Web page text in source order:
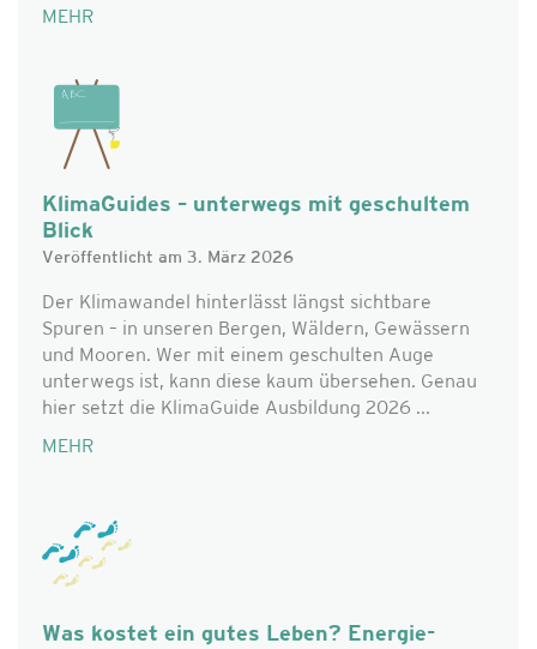
MEHR
KlimaGuides – unterwegs mit geschultem
Blick
Veröffentlicht am 3. März 2026
Der Klimawandel hinterlässt längst sichtbare
Spuren – in unseren Bergen, Wäldern, Gewässern
und Mooren. Wer mit einem geschulten Auge
unterwegs ist, kann diese kaum übersehen. Genau
hier setzt die KlimaGuide Ausbildung 2026 ...
MEHR
Was kostet ein gutes Leben? Energie-